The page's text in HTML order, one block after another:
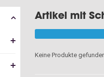
Keine Produkte